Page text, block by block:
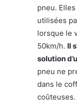
pneu.
utilisées
lorsque le
50km/h. Il
solution
pneu ne
dans le
coûteuses.